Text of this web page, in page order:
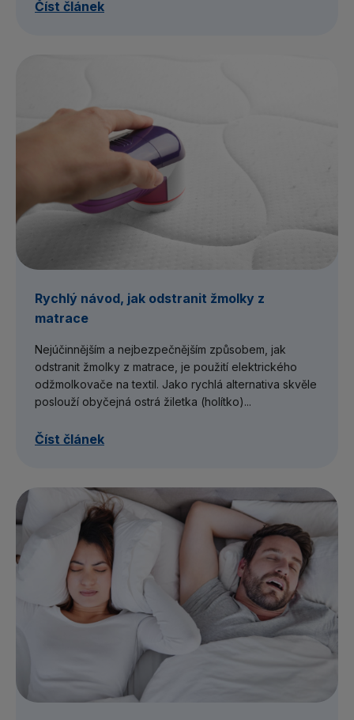
Číst článek
Rychlý návod, jak odstranit žmolky z
matrace
Nejúčinnějším a nejbezpečnějším způsobem, jak
odstranit žmolky z matrace, je použití elektrického
odžmolkovače na textil. Jako rychlá alternativa skvěle
poslouží obyčejná ostrá žiletka (holítko)...
Číst článek